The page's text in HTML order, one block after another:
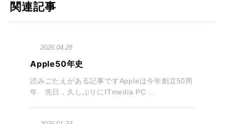
関連記事
2026.04.28
Apple50年史
読みごたえがある記事ですAppleは今年創立50周
年 先日，久しぶりにITmedia PC ...